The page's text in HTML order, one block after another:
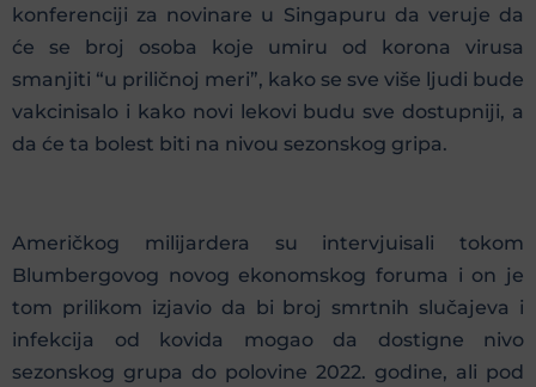
konferenciji za novinare u Singapuru da veruje da
će se broj osoba koje umiru od korona virusa
smanjiti “u priličnoj meri”, kako se sve više ljudi bude
vakcinisalo i kako novi lekovi budu sve dostupniji, a
da će ta bolest biti na nivou sezonskog gripa.
Američkog milijardera su intervjuisali tokom
Blumbergovog novog ekonomskog foruma i on je
tom prilikom izjavio da bi broj smrtnih slučajeva i
infekcija od kovida mogao da dostigne nivo
sezonskog grupa do polovine 2022. godine, ali pod